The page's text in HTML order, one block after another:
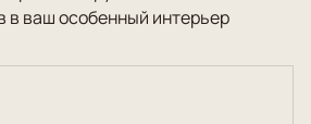
в ваш особенный интерьер